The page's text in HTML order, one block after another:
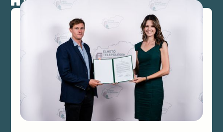
Kapcsolatfelvétel